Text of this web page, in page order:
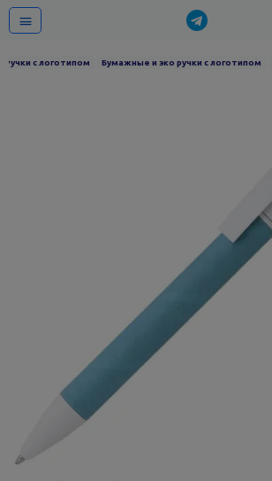
Ручки с логотипом Бумажные и эко ручки с логотипом